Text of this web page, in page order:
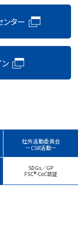
ター
社外活動委員会
－CSR活動－
SDGs／GP
FSC®-CoC認証